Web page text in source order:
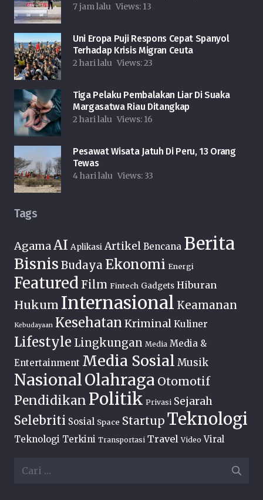
7 jam lalu Views: 13
Uni Eropa Puji Respons Cepat Spanyol
Terhadap Krisis Migran Ceuta
2 hari lalu Views:23
Tiga Pelaku Pembalakan Liar Di Suaka
Margasatwa Riau Ditangkap
2 hari lalu Views: 16
Pesawat Wisata Jatuh Di Peru, 13 Orang
Tewas
4 hari lalu Views: 33
Tags
Agama AI Aplikasi Artikel Bencana Berita
Bisnis Budaya Ekonomi Energi
Featured Film Fintech Gadgets Hiburan
Hukum Internasional Keamanan
Kebudayaan Kesehatan Kriminal Kuliner
Lifestyle Lingkungan Media Media &
Entertainment Media Sosial Musik
NasionalOlahraga Otomotif
Pendidikan Politik Privasi Sejarah
Selebriti Sosial Space Startup Teknologi
Teknologi Terkini Transportasi Travel Video Viral
Cari